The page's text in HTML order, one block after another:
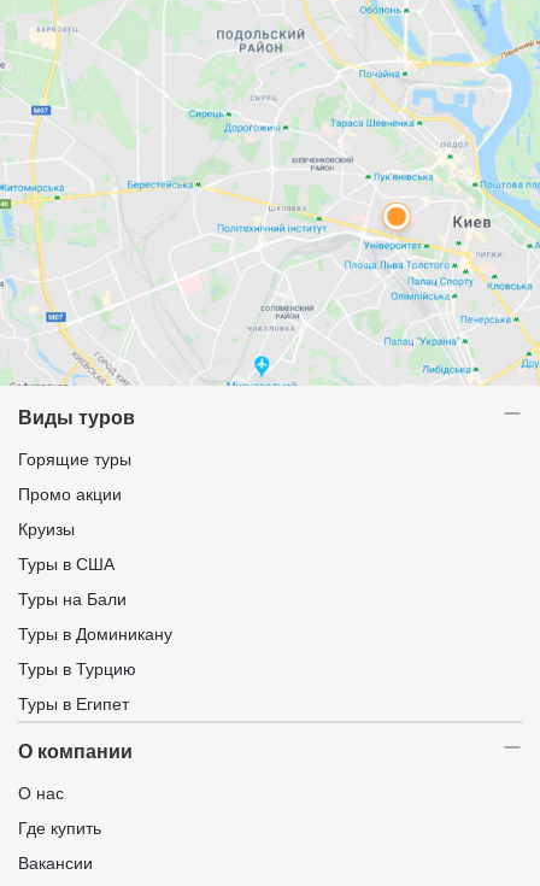
Виды туров
Горящие туры
Промо акции
Круизы
Туры в США
Туры на Бали
Туры в Доминикану
Туры в Турцию
Туры в Египет
О компании
О нас
Где купить
Вакансии